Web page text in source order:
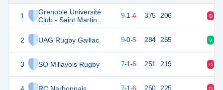
1
Grenoble Université
Club - Saint Martin
d'Hères Rugby
2 UAG Rugby Gaillac
3 SO Millavois Rugby
45 9-1-4 375 206 D
39 9-0-5 284 265 V
37 7-1-6 251 219 D
7-1-6 250 225 D